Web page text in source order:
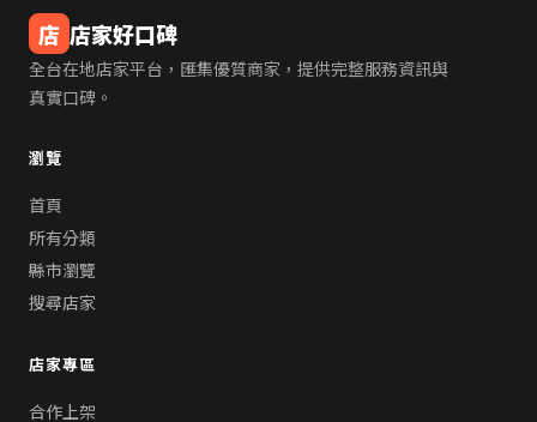
店 店家好口碑
全台在地店家平台，匯集優質商家，提供完整服務資訊與
真實口碑。
瀏覽
首頁
所有分類
縣市瀏覽
搜尋店家
店家專區
合作上架